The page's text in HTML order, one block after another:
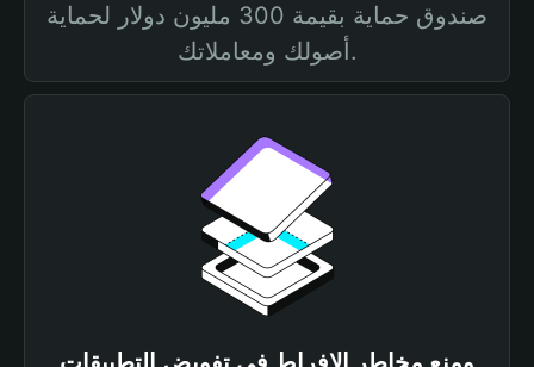
صندوق حماية بقيمة 300 مليون دولار لحماية
أصولك ومعاملاتك.